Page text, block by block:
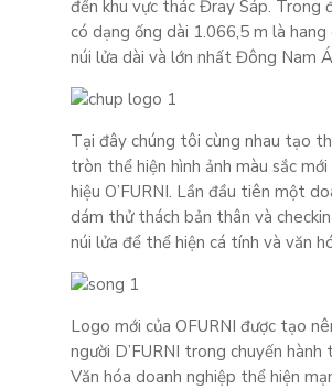
đến khu vực thác Đray Sáp. Trong
có dạng ống dài 1.066,5 m là hang
núi lửa dài và lớn nhất Đông Nam
Tại đây chúng tôi cùng nhau tạo
tròn thể hiện hình ảnh màu sắc
hiệu O’FURNI. Lần đầu tiên một
dám thử thách bản thân và
núi lửa để thể hiện cá tính và văn
Logo mới của OFURNI được tạo
người D’FURNI trong chuyến hành
Văn hóa doanh nghiệp thể hiện